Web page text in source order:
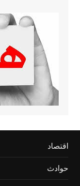
اقتصاد
حوادث